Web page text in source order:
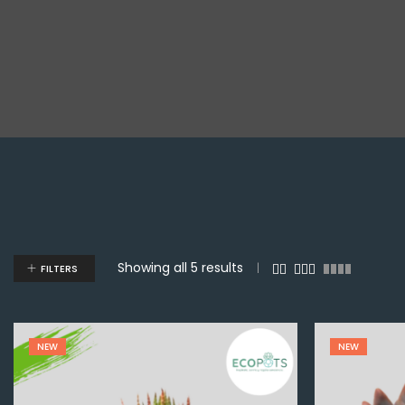
Showing all 5 results
FILTERS
NEW NEW